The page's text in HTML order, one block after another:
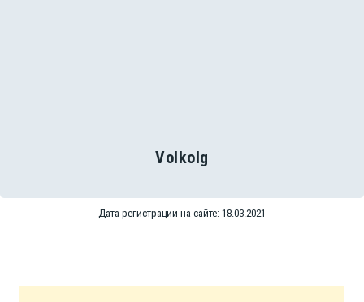
Volkolg
Дата регистрации на сайте: 18.03.2021